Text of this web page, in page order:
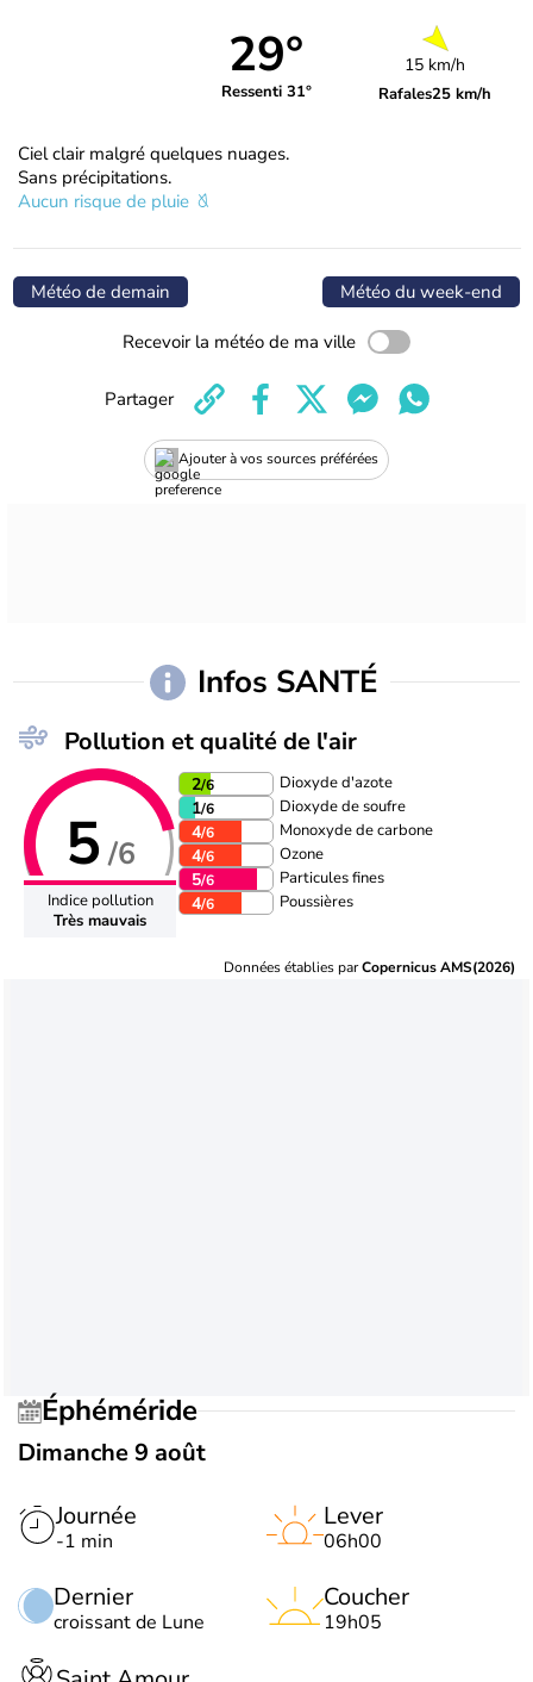
29°
Ressenti 31°
15 km/h
Rafales25 km/h
Ciel clair malgré quelques nuages.
Sans précipitations.
Aucun risque de pluie
Météo de demain Météo du week-end
Recevoir la météo de ma ville
Ajouter à vos sources préférées
Partager
Infos SANTÉ
Pollution et qualité de l'air
5 /6
Indice pollution
Très mauvais
2/6 Dioxyde d'azote
1/6 Dioxyde de soufre
4/6 Monoxyde de carbone
4/6 Ozone
5/6 Particules fines
4/6 Poussières
Données établies parCopernicus AMS(2026)
Éphéméride
Dimanche 9 août
Journée
-1 min
Dernier
croissant de Lune
Lever
06h00
Coucher
19h05